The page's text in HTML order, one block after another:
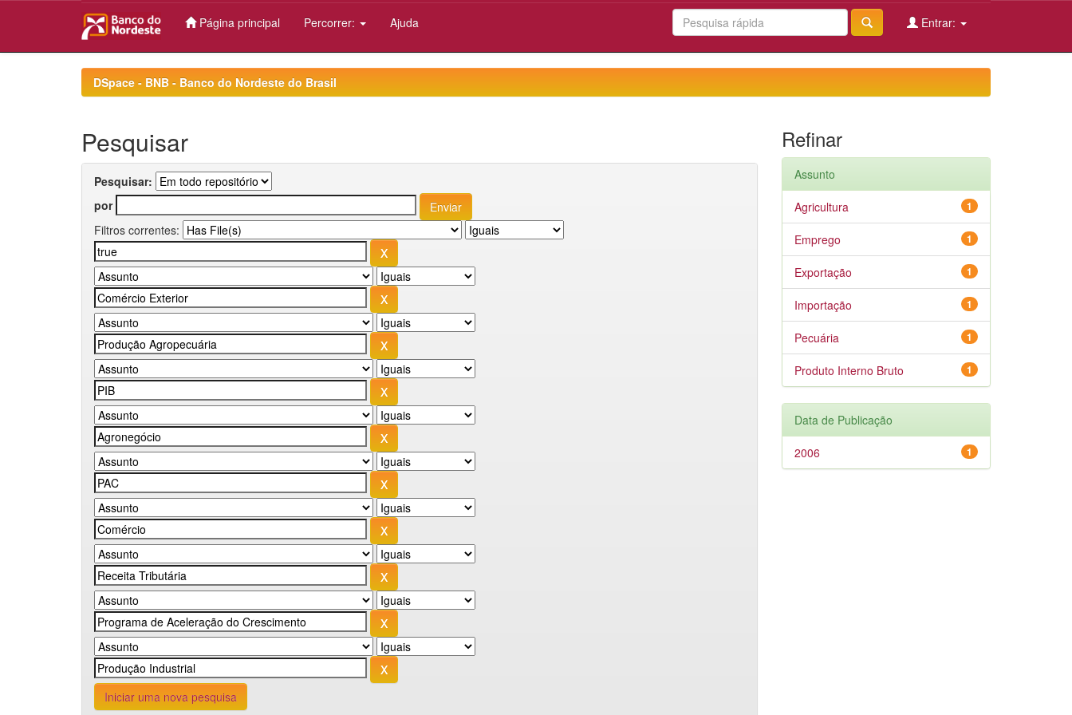
Página principal Percorrer: Ajuda Entrar:
DSpace - BNB - Banco do Nordeste do Brasil
Pesquisar
Pesquisar:
por
Filtros correntes:
Iniciar uma nova pesquisa
Refinar
Assunto
1
Agricultura
1
Emprego
1
Exportação
1
Importação
1
Pecuária
1
Produto Interno Bruto
Data de Publicação
1
2006